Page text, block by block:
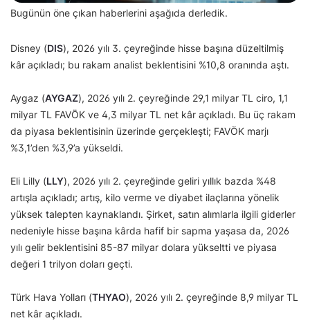
Bugünün öne çıkan haberlerini aşağıda derledik.
Disney (DIS), 2026 yılı 3. çeyreğinde hisse başına düzeltilmiş
kâr açıkladı; bu rakam analist beklentisini %10,8 oranında aştı.
Aygaz (AYGAZ), 2026 yılı 2. çeyreğinde 29,1 milyar TL ciro, 1,1
milyar TL FAVÖK ve 4,3 milyar TL net kâr açıkladı. Bu üç rakam
da piyasa beklentisinin üzerinde gerçekleşti; FAVÖK marjı
%3,1’den %3,9’a yükseldi.
Eli Lilly (LLY), 2026 yılı 2. çeyreğinde geliri yıllık bazda %48
artışla açıkladı; artış, kilo verme ve diyabet ilaçlarına yönelik
yüksek talepten kaynaklandı. Şirket, satın alımlarla ilgili giderler
nedeniyle hisse başına kârda hafif bir sapma yaşasa da, 2026
yılı gelir beklentisini 85-87 milyar dolara yükseltti ve piyasa
değeri 1 trilyon doları geçti.
Türk Hava Yolları (THYAO), 2026 yılı 2. çeyreğinde 8,9 milyar TL
net kâr açıkladı.